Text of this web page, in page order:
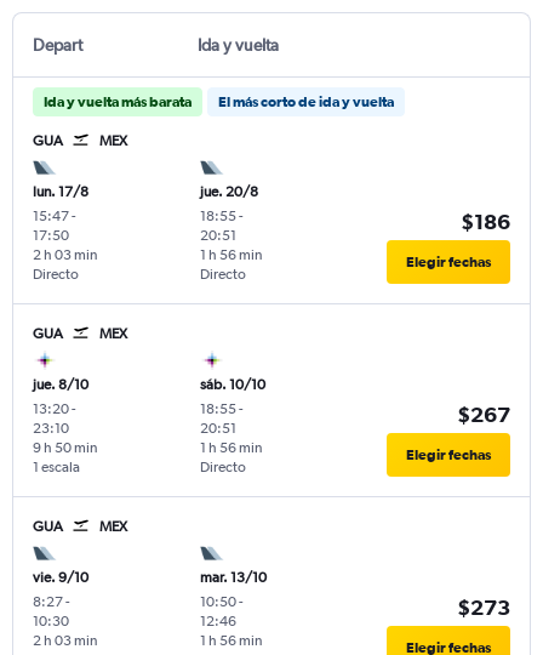
Depart Ida y vuelta
Ida y vuelta más barata El más corto de ida y vuelta
GUA MEX
lun. 17/8
15:47-
17:50
Directo
2 h 03 min
jue. 20/8
18:55-
20:51
Directo
1 h 56 min
$186
Elegir fechas
GUA MEX
jue. 8/10
13:20-
23:10
1 escala
9 h 50 min
sáb. 10/10
18:55-
20:51
Directo
1 h 56 min
$267
Elegir fechas
GUA MEX
vie. 9/10
8:27-
10:30
2 h 03 min
mar. 13/10
10:50-
12:46
1 h 56 min
$273
Elegir fechas